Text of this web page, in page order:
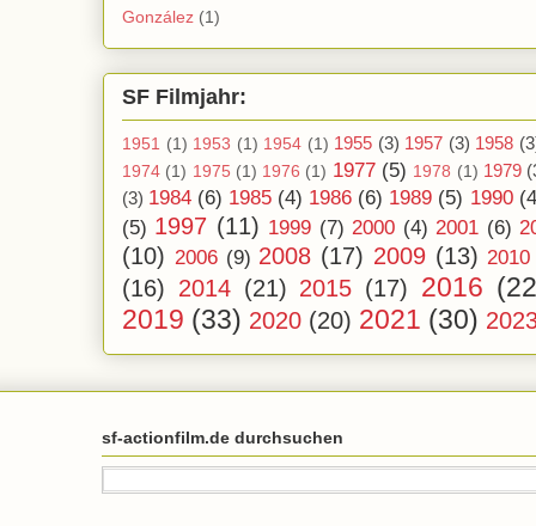
González (1)
SF Filmjahr:
1951 (1) 1953 (1) 1954 (1) 1955 (3) 1957 (3) 1958
1974 (1) 1975 (1) 1976 (1) 1977 (5) 1978 (1) 1979
(3) 1984 (6) 1985 (4) 1986 (6) 1989 (5) 1990
(5) 1997 (11) 1999 (7) 2000 (4) 2001 (6)
(10) 2006 (9) 2008 (17) 2009 (13) 2010
(16) 2014 (21) 2015 (17) 2016
2019 (33) 2020 (20) 2021 (30)
sf-actionfilm.de durchsuchen